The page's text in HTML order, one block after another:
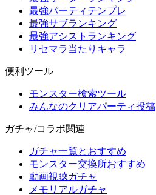
最強パーティテンプレ
最強サブランキング
最強アシストランキング
リセマラ当たりキャラ
便利ツール
モンスター検索ツール
みんなのクリアパーティ投稿
ガチャ/コラボ関連
ガチャ一覧とおすすめ
モンスター交換所おすすめ
動画視聴ガチャ
メモリアルガチャ